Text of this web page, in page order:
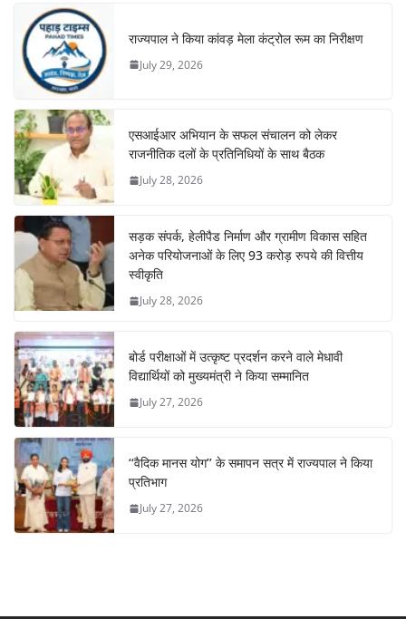
राज्यपाल ने किया कांवड़ मेला कंट्रोल रूम का निरीक्षण
July 29, 2026
एसआईआर अभियान के सफल संचालन को लेकर
राजनीतिक दलों के प्रतिनिधियों के साथ बैठक
July 28, 2026
सड़क संपर्क, हेलीपैड निर्माण और ग्रामीण विकास सहित
अनेक परियोजनाओं के लिए 93 करोड़ रुपये की वित्तीय
स्वीकृति
July 28, 2026
बोर्ड परीक्षाओं में उत्कृष्ट प्रदर्शन करने वाले मेधावी
विद्यार्थियों को मुख्यमंत्री ने किया सम्मानित
July 27, 2026
‘‘वैदिक मानस योग’’ के समापन सत्र में राज्यपाल ने किया
प्रतिभाग
July 27, 2026